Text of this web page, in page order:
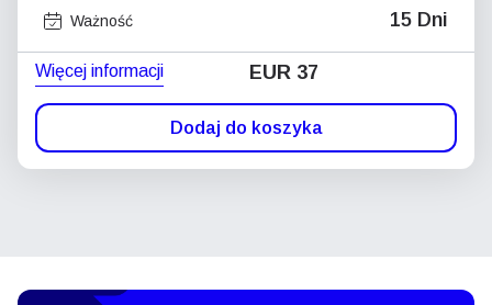
Ważność 15 Dni
Więcej informacji EUR 37
Dodaj do koszyka